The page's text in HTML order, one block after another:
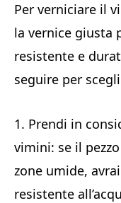
Per verniciare il
la vernice giusta
resistente e
seguire per
1. Prendi in
vimini: se il
zone umide,
resistente